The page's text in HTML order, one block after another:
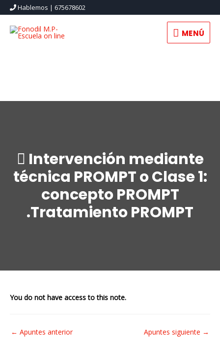
Hablemos | 675678602
MENÚ
MENÚ
 Intervención mediante
técnica PROMPT o Clase 1:
concepto PROMPT
.Tratamiento PROMPT
You do not have access to this note.
Navegación
← Apuntes anterior Apuntes siguiente →